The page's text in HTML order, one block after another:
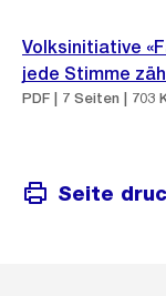
Volksinitiative
jede Stimme
PDF | 7 Seiten | 703
Seite